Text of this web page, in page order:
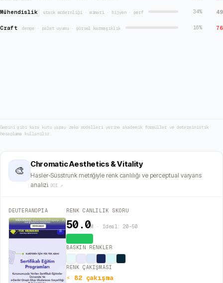
Mühendislik · stack modernliği · mimari · hijyen · perf 34% 49
Craft·denge · palet uyumu · görsel karmaşıklık 16% 76
Gemini gibi kara kutu yapay zeka modelleri yerine akademik formüller ve deterministik
hesaplama kullanılır.
🎨
Chromatic Aesthetics & Vitality
Hasler-Süsstrunk metriğiyle renk canlılığı ve perceptual varyans
analizi. DOI ↗
DEUTERANOPIA RENK CANLILIK SKORU
50.0M · İdeal: 20–50
BASKIN RENKLER
RENK ÇAKIŞMASI
⚡ 82 çakışma